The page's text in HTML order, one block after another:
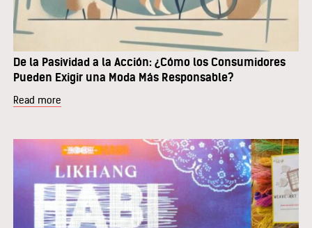
De la Pasividad a la Acción: ¿Cómo los Consumidores
Pueden Exigir una Moda Más Responsable?
Read more